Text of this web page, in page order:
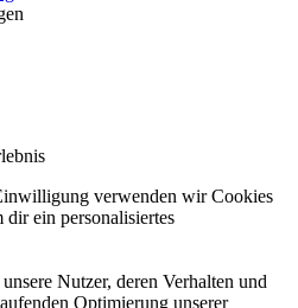
verwenden wir Cookies
ein personalisiertes
Nutzer, deren Verhalten und
Optimierung unserer